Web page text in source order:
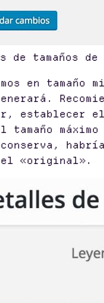
de tamaños de
en tamaño
establecer
el «original».